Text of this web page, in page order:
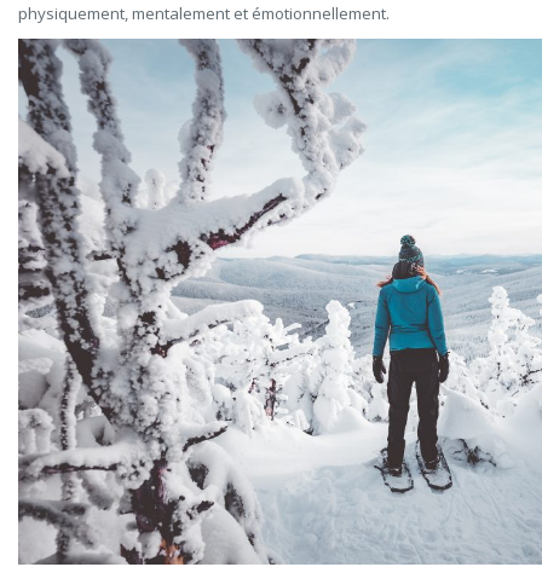
physiquement, mentalement et émotionnellement.